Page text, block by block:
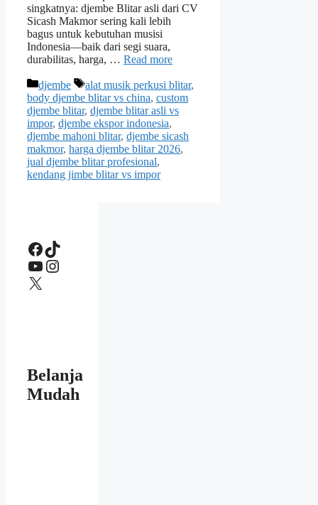
singkatnya: djembe Blitar asli dari CV
Sicash Makmor sering kali lebih
bagus untuk kebutuhan musisi
Indonesia—baik dari segi suara,
durabilitas, harga, … Read more
Categories
djembe Tags
alat musik perkusi blitar,
body djembe blitar vs china, custom
djembe blitar, djembe blitar asli vs
impor, djembe ekspor indonesia,
djembe mahoni blitar, djembe sicash
makmor, harga djembe blitar 2026,
jual djembe blitar profesional,
kendang jimbe blitar vs impor
Facebook
TikTok
YouTube
Instagram
X
Belanja
Mudah